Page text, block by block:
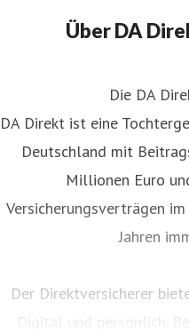
Über DA
Die DA
DA Direkt ist eine
Deutschland mit
Millionen Euro
Versicherungsverträgen
Jahren
Der Direktversicherer
Digital und persönlich.